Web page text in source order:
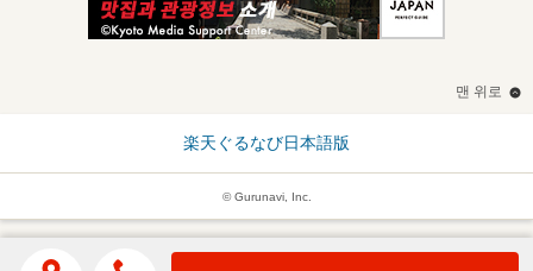
맨 위로
楽天ぐるなび日本語版
© Gurunavi, Inc.